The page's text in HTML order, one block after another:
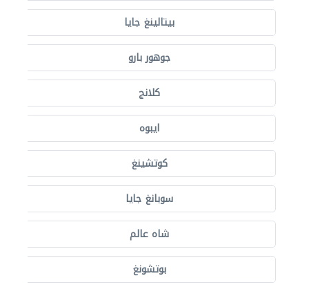
بيتالينغ جايا
جوهور بارو
كلانج
ايبوه
كوتشينغ
سوبانغ جايا
شاه عالم
بوتشونغ